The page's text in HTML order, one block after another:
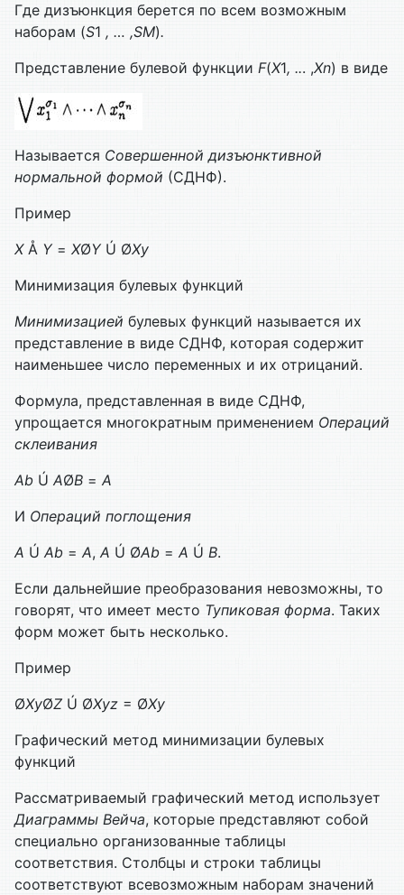
Где дизъюнкция берется по всем возможным
наборам (S1 , … ,SM).
Представление булевой функции F(X1, ... ,Xn) в виде
Называется Совершенной дизъюнктивной
нормальной формой (СДНФ).
Пример
XÅ Y= XØYÚ ØXy
Минимизация булевых функций
Минимизацией булевых функций называется их
представление в виде СДНФ, которая содержит
наименьшее число переменных и их отрицаний.
Формула, представленная в виде СДНФ,
упрощается многократным применением Операций
склеивания
Ab Ú AØB = A
И Операций поглощения
A ÚAb =A,A Ú ØAb =A Ú B.
Если дальнейшие преобразования невозможны, то
говорят, что имеет место Тупиковая форма. Таких
форм может быть несколько.
Пример
ØXyØZ Ú ØXyz = ØXy
Графический метод минимизации булевых
функций
Рассматриваемый графический метод использует
Диаграммы Вейча, которые представляют собой
специально организованные таблицы
соответствия. Столбцы и строки таблицы
соответствуют всевозможным наборам значений